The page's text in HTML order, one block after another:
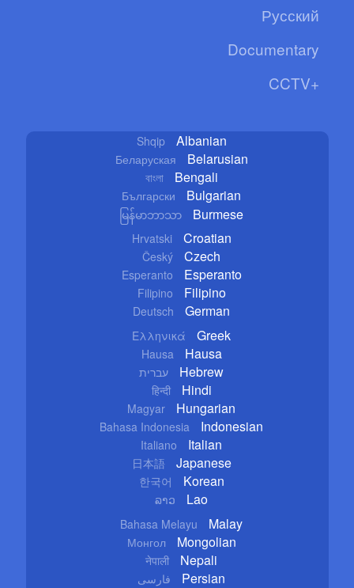
Русский
Documentary
CCTV+
Shqip Albanian
Беларуская Belarusian
বাংলা Bengali
Български Bulgarian
မြန်မာဘာသာ Burmese
Hrvatski Croatian
Český Czech
Esperanto Esperanto
Filipino Filipino
Deutsch German
Ελληνικά Greek
Hausa Hausa
עברית Hebrew
हिन्दी Hindi
Magyar Hungarian
Bahasa Indonesia Indonesian
Italiano Italian
日本語 Japanese
한국어 Korean
ລາວ Lao
Bahasa Melayu Malay
Монгол Mongolian
नेपाली Nepali
فارسی
Persian